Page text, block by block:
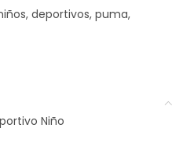
, deportivos, puma,
Niño